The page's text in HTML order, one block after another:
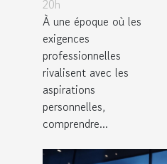
personnelle
influence la
créativité?
20h
À une époque où les
exigences
professionnelles
rivalisent avec les
aspirations
personnelles,
comprendre...